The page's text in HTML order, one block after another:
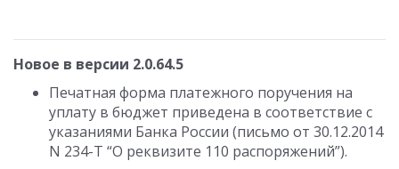
Новое в версии 2.0.64.5
Печатная форма платежного поручения на
уплату в бюджет приведена в соответствие с
указаниями Банка России (письмо от 30.12.2014
N 234-Т “О реквизите 110 распоряжений”).